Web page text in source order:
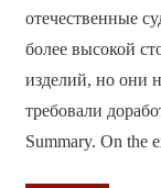
отечественные
более высокой
изделий, но они
требовали
Summary. On the